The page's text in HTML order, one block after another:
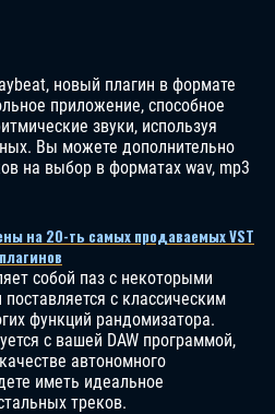
новый плагин в формате
приложение, способное
звуки, используя
Вы можете дополнительно
на выбор в форматах wav, mp3
на 20-ть самых продаваемых VST
плагинов
собой паз с некоторыми
с классическим
функций рандомизатора.
с вашей DAW программой,
автономного
иметь идеальное
треков.